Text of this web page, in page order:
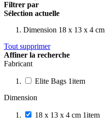
Filtrer par
Sélection actuelle
Dimension 18 x 13 x 4 cm
Tout supprimer
Affiner la recherche
Fabricant
Elite Bags 1item
Dimension
18 x 13 x 4 cm 1item